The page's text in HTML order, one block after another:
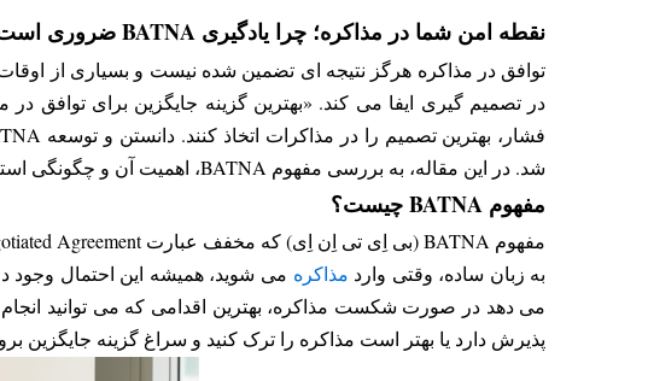
نقطه امن شما در مذاکره؛ چرا یادگیری BATNA ضروری است؟
توافق در مذاکره هرگز نتیجه ای تضمین شده نیست و بسیاری از
شد. در این مقاله، به بررسی مفهوم BATNA، اهمیت آن و چگونگی استفاده از آن در مذاکرات پرداخته خواهد شد.
مفهوم BATNA چیست؟
مفهوم BATNA (بی اِی تی اِن اِی) که مخفف عبارت Best Alternative to a Negotiated Agreement است، به معنی «بهترین گزینه جایگزین برای توافق در مذاکره» می باشد.
به زبان ساده، وقتی وارد مذاکره
می دهد در صورت شکست مذاکره، بهترین اقدامی که می توانید
پذیرش دارد یا بهتر است مذاکره را ترک کنید و سراغ گزینه جایگزین